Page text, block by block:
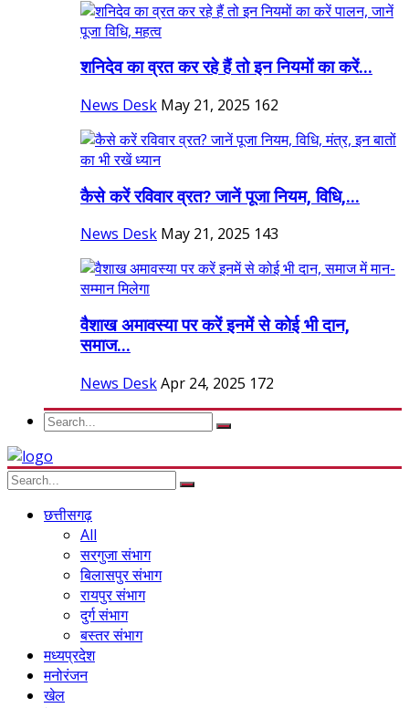
शनिदेव का व्रत कर रहे हैं तो इन नियमों का करें...
News Desk May 21, 2025 162
कैसे करें रविवार व्रत? जानें पूजा नियम, विधि,...
News Desk May 21, 2025 143
वैशाख अमावस्या पर करें इनमें से कोई भी दान,
समाज...
News DeskApr 24, 2025 172
छत्तीसगढ़
All
सरगुजा संभाग
बिलासपुर संभाग
रायपुर संभाग
दुर्ग संभाग
बस्तर संभाग
मध्यप्रदेश
मनोरंजन
खेल